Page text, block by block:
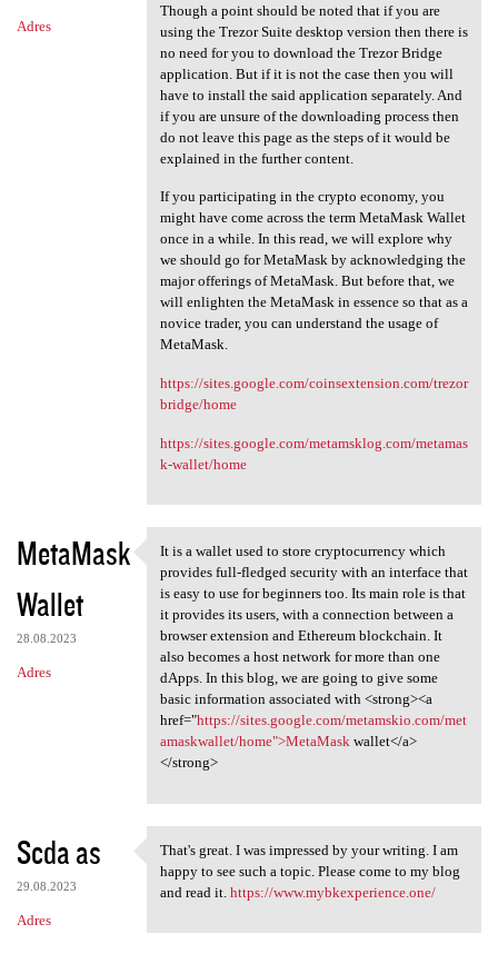
Adres
Though a point should be noted that if you are
using the Trezor Suite desktop version then there is
no need for you to download the Trezor Bridge
application. But if it is not the case then you will
have to install the said application separately. And
if you are unsure of the downloading process then
do not leave this page as the steps of it would be
explained in the further content.
If you participating in the crypto economy, you
might have come across the term MetaMask Wallet
once in a while. In this read, we will explore why
we should go for MetaMask by acknowledging the
major offerings of MetaMask. But before that, we
will enlighten the MetaMask in essence so that as a
novice trader, you can understand the usage of
MetaMask.
https://sites.google.com/coinsextension.com/trezor
bridge/home
https://sites.google.com/metamsklog.com/metamas
k-wallet/home
MetaMask
Wallet
28.08.2023
Adres
It is a wallet used to store
It is a wallet used to store cryptocurrency which
provides full-fledged security with an interface that
is easy to use for beginners too. Its main role is that
it provides its users, with a connection between a
browser extension and Ethereum blockchain. It
also becomes a host network for more than one
dApps. In this blog, we are going to give some
basic information associated with <strong><a
href="https://sites.google.com/metamskio.com/met
amaskwallet/home">MetaMaskwallet</a>
</strong>
Scda as
29.08.2023
Adres
That's great. I was impressed
That's great. I was impressed by your writing. I am
happy to see such a topic. Please come to my blog
and read it. https://www.mybkexperience.one/